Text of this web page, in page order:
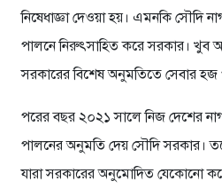
নিষেধাজ্ঞা দেওয়া হয়। এমনকি সৌদি
পালনে নিরুৎসাহিত করে সরকার। খুব
সরকারের বিশেষ অনুমতিতে সেবার
পরের বছর ২০২১ সালে নিজ দেশের
পালনের অনুমতি দেয় সৌদি সরকার।
যারা সরকারের অনুমোদিত যেকোনো